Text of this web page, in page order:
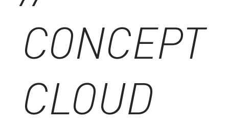
CONCEPT
CLOUD